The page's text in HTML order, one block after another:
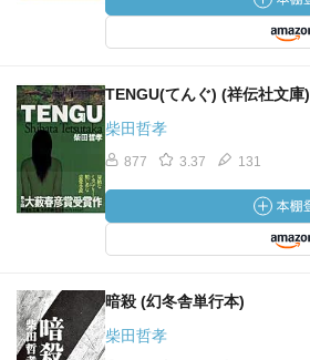
TENGU(てんぐ) (祥伝社文庫)
柴田哲孝
877 3.37 131
暗殺 (幻冬舎単行本)
柴田哲孝